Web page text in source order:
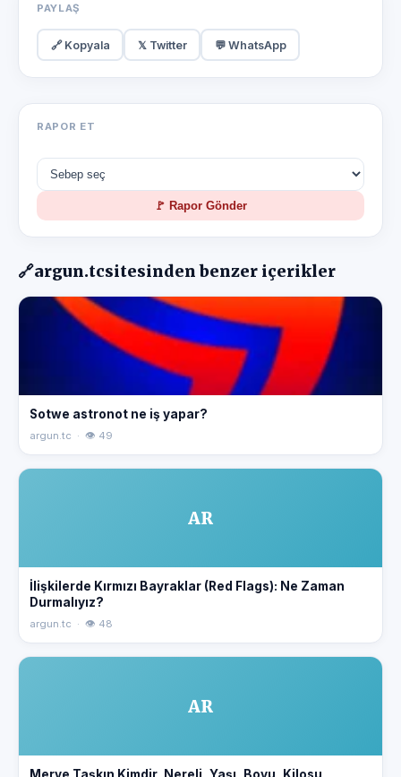
PAYLAŞ
🔗 Kopyala 𝕏 Twitter 💬 WhatsApp
RAPOR ET
🚩 Rapor Gönder
🔗argun.tcsitesinden benzer içerikler
Sotwe astronot ne iş yapar?
argun.tc · 👁 49
AR
İlişkilerde Kırmızı Bayraklar (Red Flags): Ne Zaman
Durmalıyız?
argun.tc · 👁 48
AR